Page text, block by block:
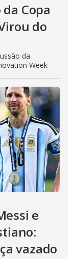
Copa
do
da
Week
e
vazado